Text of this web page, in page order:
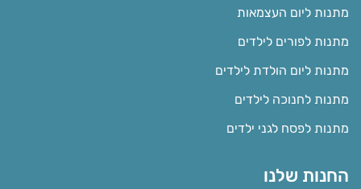
מתנות ליום העצמאות
מתנות לפורים לילדים
מתנות ליום הולדת לילדים
מתנות לחנוכה לילדים
מתנות לפסח לגני ילדים
החנות שלנו